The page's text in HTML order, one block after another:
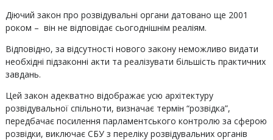
Діючий закон про розвідувальні органи датовано ще 2001
роком – він не відповідає сьогоднішнім реаліям.
Відповідно, за відсутності нового закону неможливо видати
необхідні підзаконні акти та реалізувати більшість практичних
завдань.
Цей закон адекватно відображає усю архітектуру
розвідувальної спільноти, визначає термін “розвідка”,
передбачає посилення парламентського контролю за сферою
розвідки, виключає СБУ з переліку розвідувальних органів